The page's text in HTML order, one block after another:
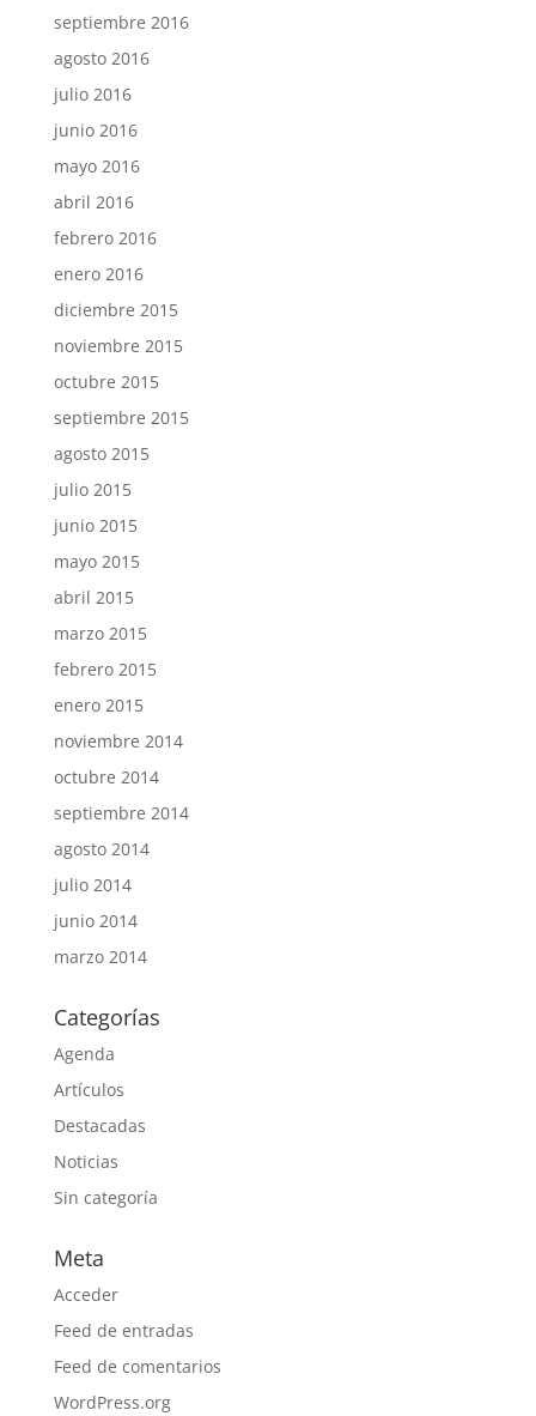
septiembre 2016
agosto 2016
julio 2016
junio 2016
mayo 2016
abril 2016
febrero 2016
enero 2016
diciembre 2015
noviembre 2015
octubre 2015
septiembre 2015
agosto 2015
julio 2015
junio 2015
mayo 2015
abril 2015
marzo 2015
febrero 2015
enero 2015
noviembre 2014
octubre 2014
septiembre 2014
agosto 2014
julio 2014
junio 2014
marzo 2014
Categorías
Agenda
Artículos
Destacadas
Noticias
Sin categoría
Meta
Acceder
Feed de entradas
Feed de comentarios
WordPress.org